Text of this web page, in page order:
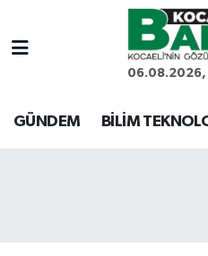
06.08.2026,
GÜNDEM BİLİM
Kocaeli Nöbetçi
Kocaeli Hava Durumu